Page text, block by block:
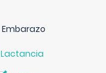
Embarazo
Lactancia